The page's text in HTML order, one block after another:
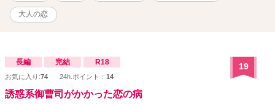
大人の恋
長編 完結 R18
お気に入り:74 24h.ポイント： 14
19
誘惑系御曹司がかかった恋の病